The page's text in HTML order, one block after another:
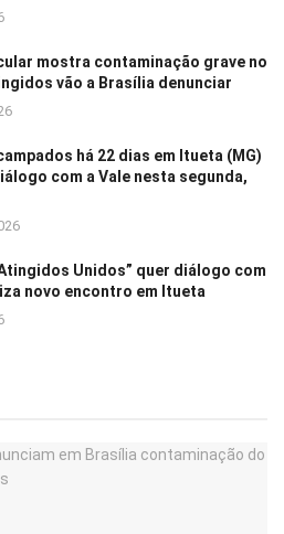
mostra contaminação grave no
vão a Brasília denunciar
há 22 dias em Itueta (MG)
com a Vale nesta segunda,
Unidos” quer diálogo com
novo encontro em Itueta